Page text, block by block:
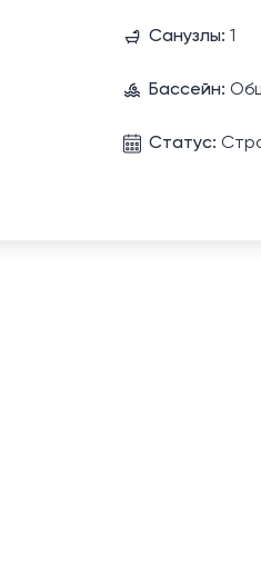
Санузлы: 1
Бассейн:
Статус: